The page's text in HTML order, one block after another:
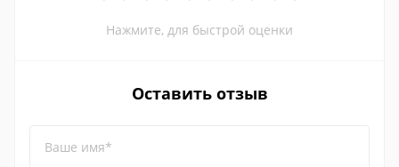
Нажмите, для быстрой оценки
Оставить отзыв
Ваше имя*